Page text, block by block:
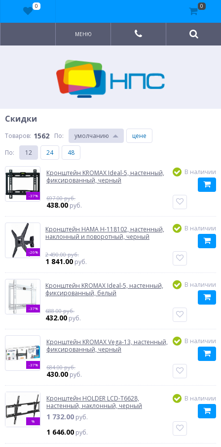
МЕНЮ
Скидки
Товаров: 1562 По: умолчанию
цене
По: 12 24 48
-37%
Кронштейн KROMAX Ideal-5, настенный,
фиксированный, черный
697.00 руб.
438.00 руб.
В наличии
-26%
Кронштейн HAMA H-118102, настенный,
наклонный и поворотный, черный
2 490.00 руб.
1 841.00 руб.
В наличии
-37%
Кронштейн KROMAX Ideal-5, настенный,
фиксированный, белый
688.00 руб.
432.00 руб.
В наличии
-37%
Кронштейн KROMAX Vega-13, настенный,
фиксированный, черный
684.00 руб.
430.00 руб.
В наличии
%
Кронштейн HOLDER LCD-T6628,
настенный, наклонный, черный
1 732.00 руб.
1 646.00 руб.
В наличии
0 0